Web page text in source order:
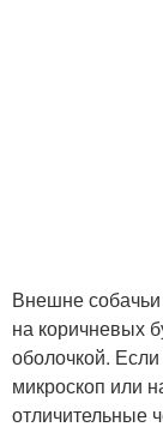
Внешне собачьи
на коричневых
оболочкой.
микроскоп или
отличительные